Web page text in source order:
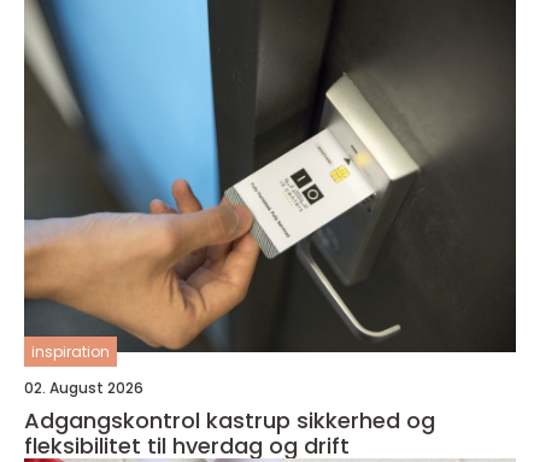
inspiration
02. August 2026
Adgangskontrol kastrup sikkerhed og
fleksibilitet til hverdag og drift